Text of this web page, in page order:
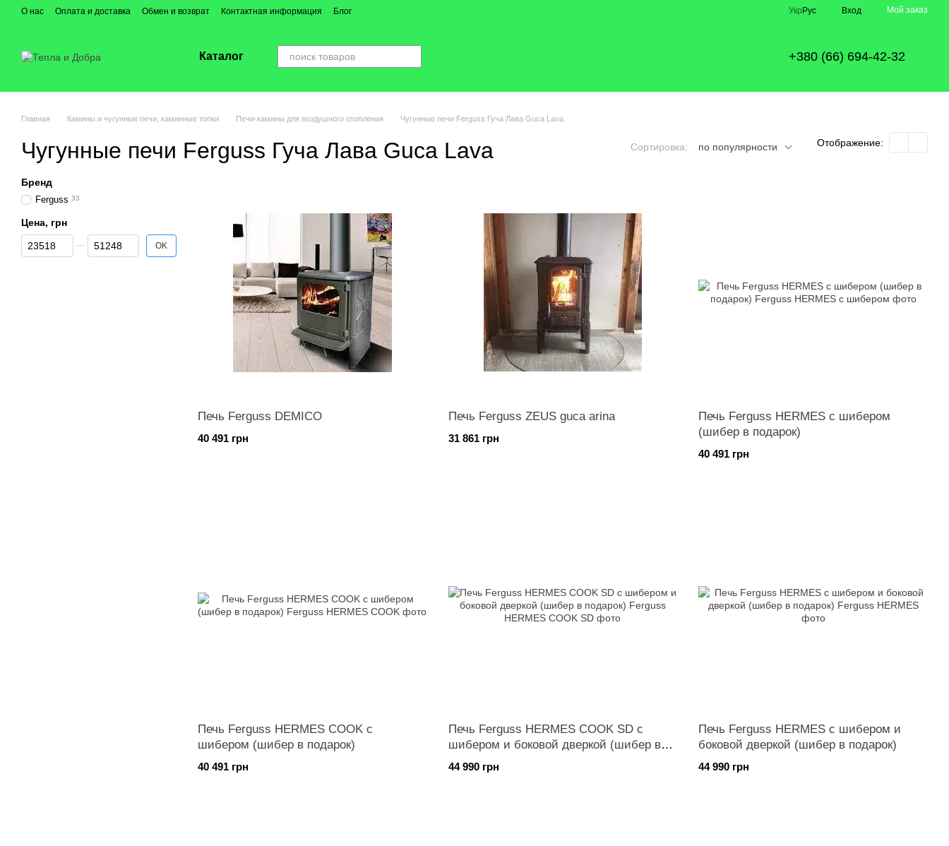
Перейти к основному контенту
О нас Оплата и доставка Обмен и возврат Контактная информация Блог Укр Рус Вход Мой заказ
Каталог +380 (66) 694-42-32
Главная Камины и чугунные печи, каминные топки Печи-камины для воздушного отопления Чугунные печи Ferguss Гуча Лава Guca Lava
Чугунные печи Ferguss Гуча Лава Guca Lava Сортировка: по популярности Отображение:
Печь Ferguss DEMICO
40 491 грн
Печь Ferguss ZEUS guca arina
31 861 грн
Печь Ferguss HERMES с шибером
(шибер в подарок)
40 491 грн
Печь Ferguss HERMES COOK с
шибером (шибер в подарок)
40 491 грн
Печь Ferguss HERMES COOK SD с
шибером и боковой дверкой (шибер в
подарок)
44 990 грн
Печь Ferguss HERMES с шибером и
боковой дверкой (шибер в подарок)
44 990 грн
Бренд
Ferguss 33
Цена, грн
От Цена, грн
До Цена, грн OK